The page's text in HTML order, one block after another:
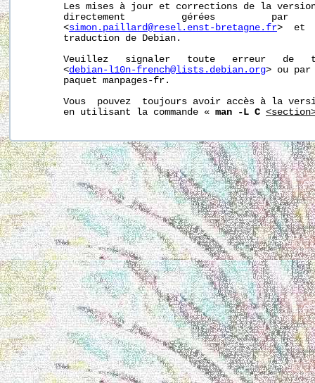
Les mises à jour et corrections de la
directement          gérées          par
       <
simon.paillard@resel.enst-bretagne.fr>  et
       traduction de Debian.
Veuillez   signaler   toute   erreur   de
       <
debian-l10n-french@lists.debian.org> ou par
       paquet manpages-fr.
Vous  pouvez  toujours avoir accès à la
       en utilisant la commande «
man -L C